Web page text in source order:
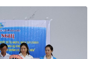
lan tỏa những giá trị